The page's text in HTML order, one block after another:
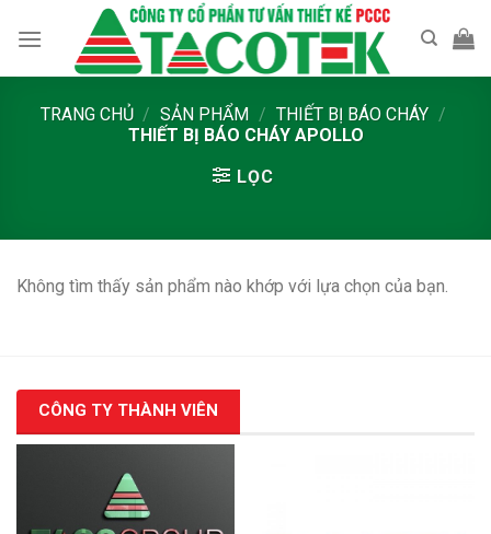
TRANG CHỦ / SẢN PHẨM / THIẾT BỊ BÁO CHÁY /
THIẾT BỊ BÁO CHÁY APOLLO
LỌC
Không tìm thấy sản phẩm nào khớp với lựa chọn của bạn.
CÔNG TY THÀNH VIÊN